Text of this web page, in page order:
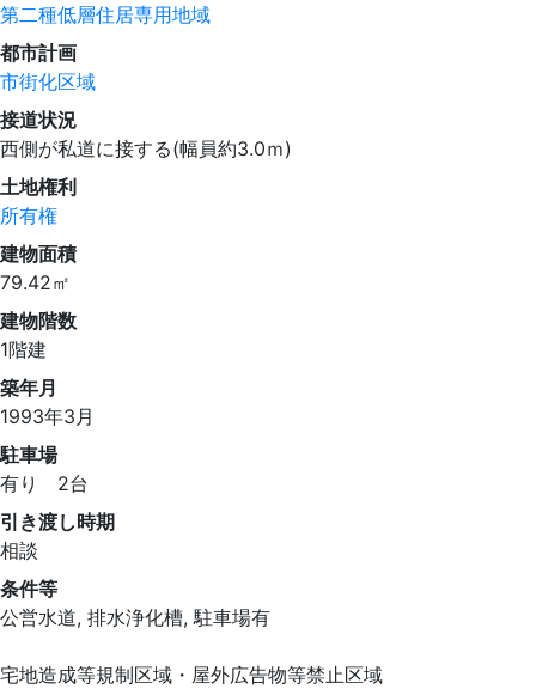
第二種低層住居専用地域
都市計画
市街化区域
接道状況
西側が私道に接する(幅員約3.0ｍ)
土地権利
所有権
建物面積
79.42㎡
建物階数
1階建
築年月
1993年3月
駐車場
有り 2台
引き渡し時期
相談
条件等
公営水道, 排水浄化槽, 駐車場有
宅地造成等規制区域・屋外広告物等禁止区域